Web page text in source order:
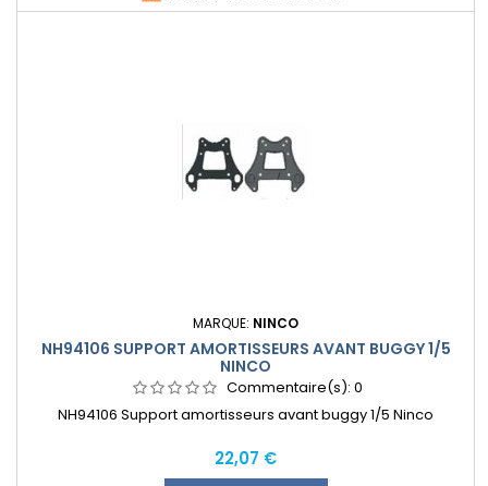
MARQUE: NINCO
NH94106 SUPPORT AMORTISSEURS AVANT BUGGY 1/5
NINCO
Commentaire(s): 0
NH94106 Support amortisseurs avant buggy 1/5 Ninco
Prix
22,07 €